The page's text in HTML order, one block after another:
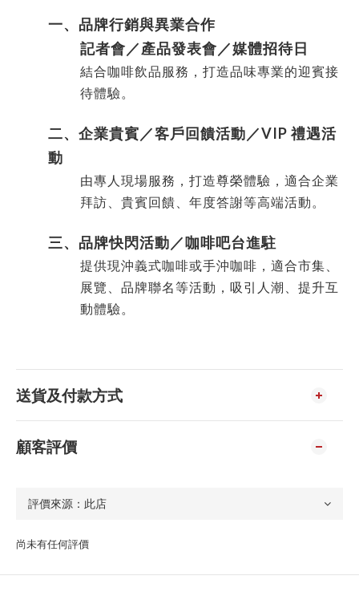
一、 品牌行銷與異業合作
記者會／產品發表會／媒體招待日
結合咖啡飲品服務，打造品味專業的迎賓接
待體驗。
二、 企業貴賓／客戶回饋活動／VIP 禮遇活
動
由專人現場服務，打造尊榮體驗，適合企業
拜訪、貴賓回饋、年度答謝等高端活動。
三、 品牌快閃活動／咖啡吧台進駐
提供現沖義式咖啡或手沖咖啡，適合市集、
展覽、品牌聯名等活動，吸引人潮、提升互
動體驗。
送貨及付款方式
顧客評價
尚未有任何評價